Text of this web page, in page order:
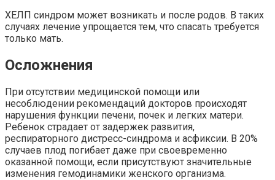
ХЕЛП синдром может возникать и после родов. В таких
случаях лечение упрощается тем, что спасать требуется
только мать.
Осложнения
При отсутствии медицинской помощи или
несоблюдении рекомендаций докторов происходят
нарушения функции печени, почек и легких матери.
Ребенок страдает от задержек развития,
респираторного дистресс-синдрома и асфиксии. В 20%
случаев плод погибает даже при своевременно
оказанной помощи, если присутствуют значительные
изменения гемодинамики женского организма.